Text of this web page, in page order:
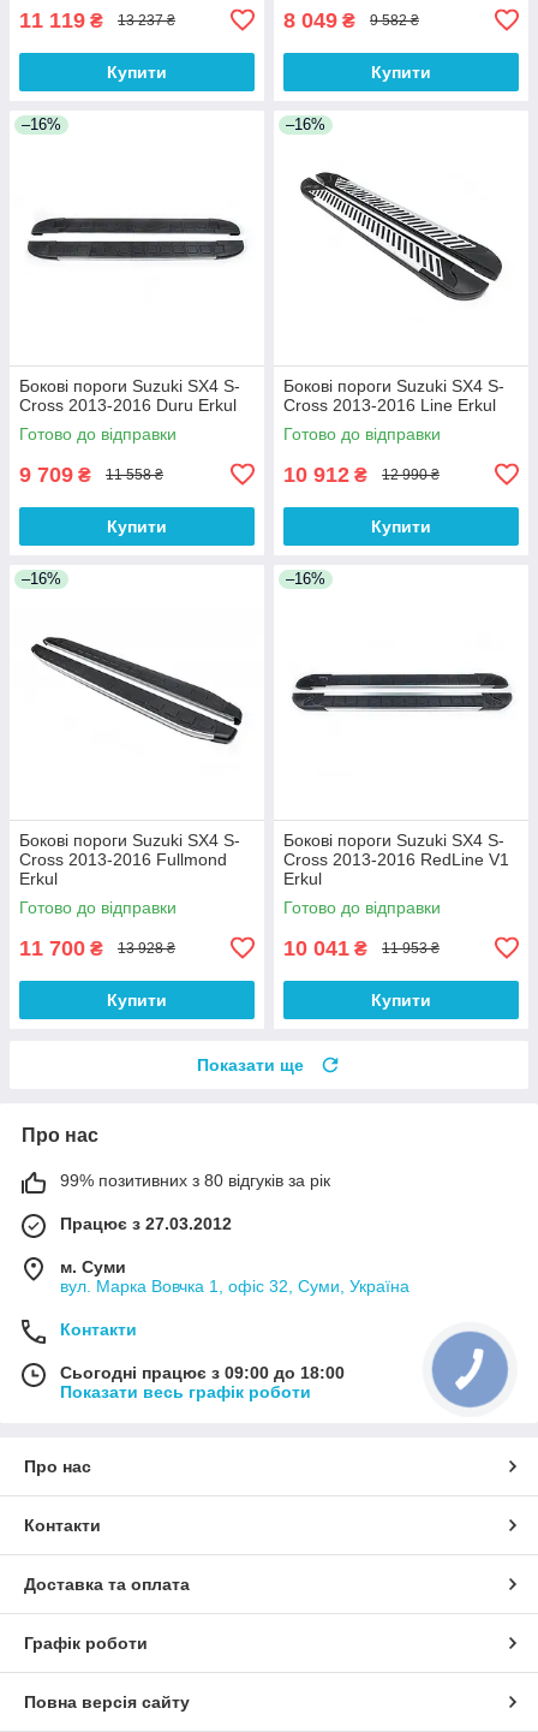
11 119 ₴ 13 237 ₴
Купити
8 049 ₴ 9 582 ₴
Купити
–16%
Бокові пороги Suzuki SX4 S-
Cross 2013-2016 Duru Erkul
Готово до відправки
9 709 ₴ 11 558 ₴
Купити
–16%
Бокові пороги Suzuki SX4 S-
Cross 2013-2016 Line Erkul
Готово до відправки
10 912 ₴ 12 990 ₴
Купити
–16%
Бокові пороги Suzuki SX4 S-
Cross 2013-2016 Fullmond
Erkul
Готово до відправки
11 700 ₴ 13 928 ₴
Купити
–16%
Бокові пороги Suzuki SX4 S-
Cross 2013-2016 RedLine V1
Erkul
Готово до відправки
10 041 ₴ 11 953 ₴
Купити
Показати ще
Про нас
99% позитивних з 80 відгуків за рік
Працює з 27.03.2012
м. Суми
вул. Марка Вовчка 1, офіс 32, Суми, Україна
Контакти
Сьогодні працює з 09:00 до 18:00
Показати весь графік роботи
Про нас
Контакти
Доставка та оплата
Графік роботи
Повна версія сайту